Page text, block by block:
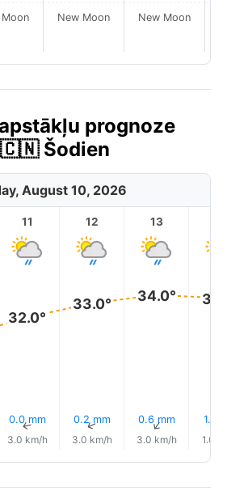
New Moon New Moon
prognoze
🇨🇳 Šodien
August 10, 2026
11
32.0°
0.0 mm
↑
3.0 km/h
12
33.0°
0.2 mm
↑
3.0 km/h
13
34.0°
0.6 mm
↑
3.0 km/h
1.2
1.0